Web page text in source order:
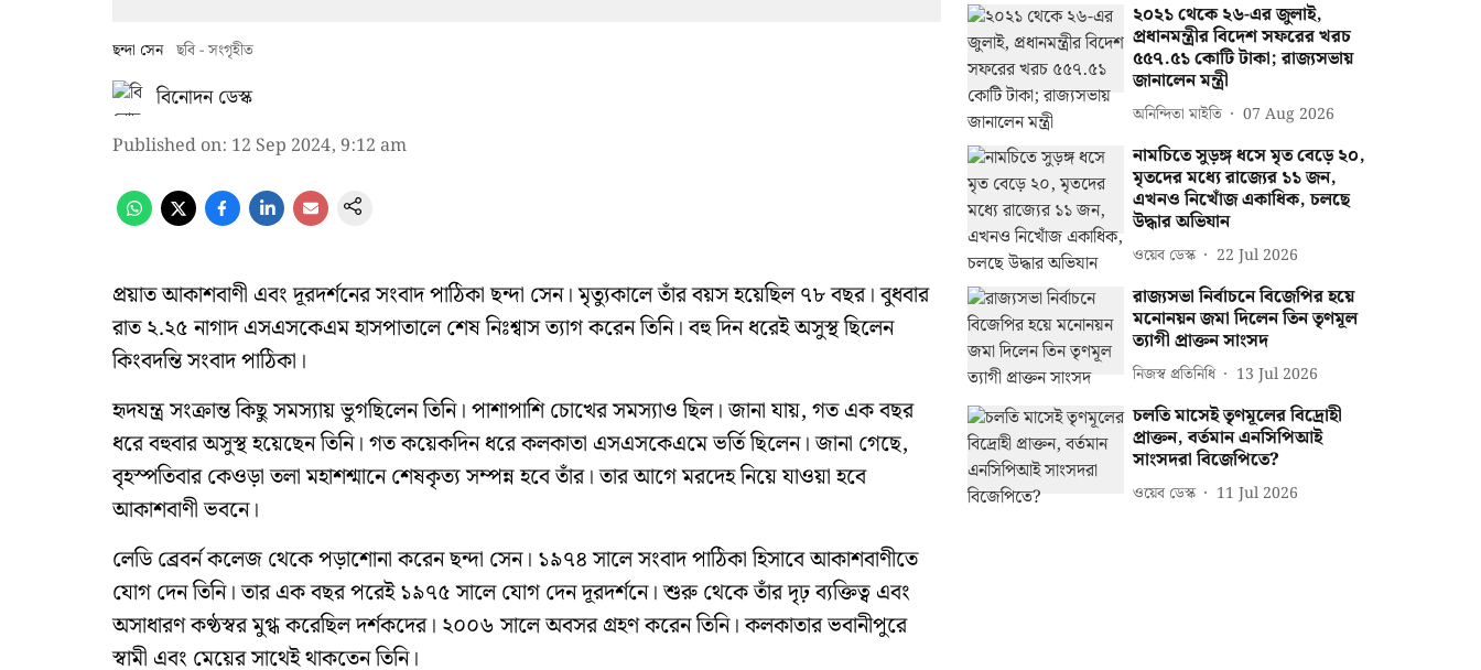
ছন্দা সেন ছবি - সংগৃহীত
বিনোদন ডেস্ক
Published on: 12 Sep 2024, 9:12 am
প্রয়াত আকাশবাণী এবং দূরদর্শনের সংবাদ পাঠিকা ছন্দা সেন। মৃত্যুকালে তাঁর বয়স হয়েছিল ৭৮ বছর। বুধবার
রাত ২.২৫ নাগাদ এসএসকেএম হাসপাতালে শেষ নিঃশ্বাস ত্যাগ করেন তিনি। বহু দিন ধরেই অসুস্থ ছিলেন
কিংবদন্তি সংবাদ পাঠিকা।
হৃদযন্ত্র সংক্রান্ত কিছু সমস্যায় ভুগছিলেন তিনি। পাশাপাশি চোখের সমস্যাও ছিল। জানা যায়, গত এক বছর
ধরে বহুবার অসুস্থ হয়েছেন তিনি। গত কয়েকদিন ধরে কলকাতা এসএসকেএমে ভর্তি ছিলেন। জানা গেছে,
বৃহস্পতিবার কেওড়া তলা মহাশশ্মানে শেষকৃত্য সম্পন্ন হবে তাঁর। তার আগে মরদেহ নিয়ে যাওয়া হবে
আকাশবাণী ভবনে।
লেডি ব্রেবর্ন কলেজ থেকে পড়াশোনা করেন ছন্দা সেন। ১৯৭৪ সালে সংবাদ পাঠিকা হিসাবে আকাশবাণীতে
যোগ দেন তিনি। তার এক বছর পরেই ১৯৭৫ সালে যোগ দেন দূরদর্শনে। শুরু থেকে তাঁর দৃঢ় ব্যক্তিত্ব এবং
অসাধারণ কণ্ঠস্বর মুগ্ধ করেছিল দর্শকদের। ২০০৬ সালে অবসর গ্রহণ করেন তিনি। কলকাতার ভবানীপুরে
স্বামী এবং মেয়ের সাথেই থাকতেন তিনি।
২০২১ থেকে ২৬-এর জুলাই,
প্রধানমন্ত্রীর বিদেশ সফরের খরচ
৫৫৭.৫১ কোটি টাকা; রাজ্যসভায়
জানালেন মন্ত্রী
অনিন্দিতা মাইতি 07 Aug 2026
নামচিতে সুড়ঙ্গ ধসে মৃত বেড়ে ২০,
মৃতদের মধ্যে রাজ্যের ১১ জন,
এখনও নিখোঁজ একাধিক, চলছে
উদ্ধার অভিযান
ওয়েব ডেস্ক 22 Jul 2026
রাজ্যসভা নির্বাচনে বিজেপির হয়ে
মনোনয়ন জমা দিলেন তিন তৃণমূল
ত্যাগী প্রাক্তন সাংসদ
নিজস্ব প্রতিনিধি 13 Jul 2026
চলতি মাসেই তৃণমূলের বিদ্রোহী
প্রাক্তন, বর্তমান এনসিপিআই
সাংসদরা বিজেপিতে?
ওয়েব ডেস্ক 11 Jul 2026